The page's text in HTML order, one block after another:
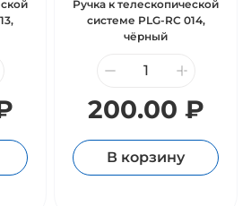
Ручка к телескопической
системе PLG-RC 014,
чёрный
200.00 ₽
В корзину